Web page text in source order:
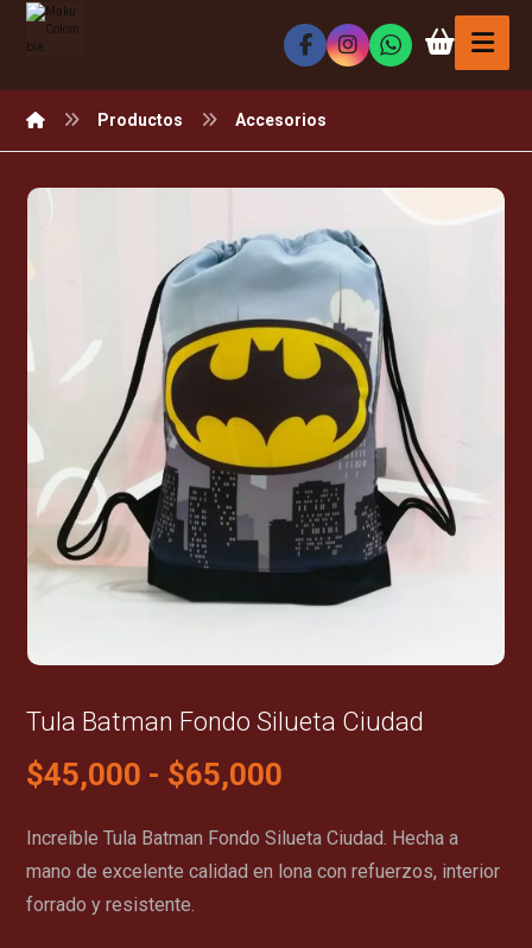
Productos Accesorios
Tula Batman Fondo Silueta Ciudad
$45,000 - $65,000
Increíble Tula Batman Fondo Silueta Ciudad. Hecha a
mano de excelente calidad en lona con refuerzos, interior
forrado y resistente.